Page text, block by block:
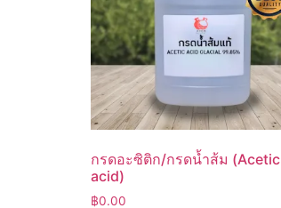
กรดอะซิติก/กรดน้ำส้ม (Acetic
acid)
฿0.00